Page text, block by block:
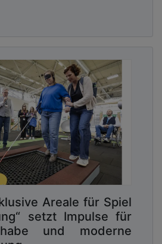
Areale für Spiel
setzt Impulse für
und moderne